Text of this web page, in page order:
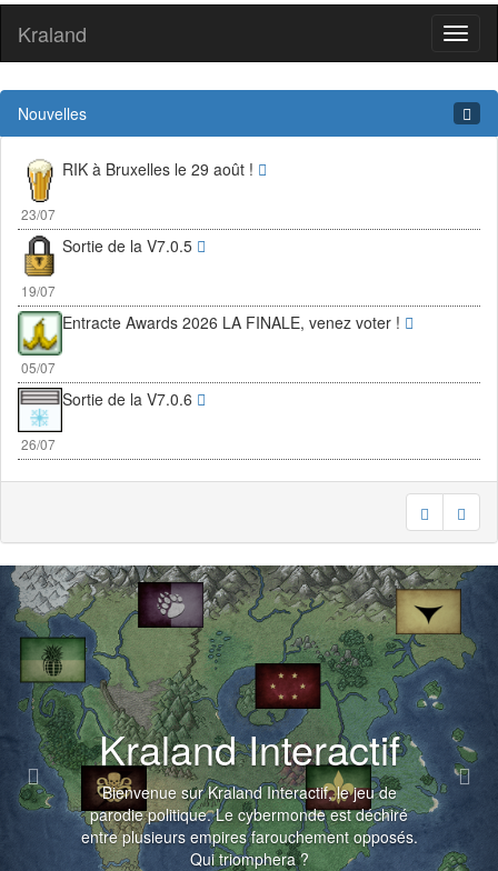
Kraland
Nouvelles
23/07
RIK à Bruxelles le 29 août !
19/07
Sortie de la V7.0.5
05/07
Entracte Awards 2026 LA FINALE, venez voter !
26/07
Sortie de la V7.0.6
Kraland Interactif
Bienvenue sur Kraland Interactif, le jeu de
parodie politique. Le cybermonde est déchiré
entre plusieurs empires farouchement opposés.
Qui triomphera ?
Previous